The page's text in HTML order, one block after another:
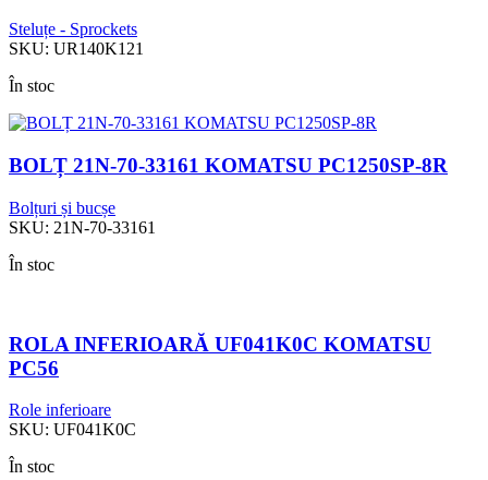
Steluțe - Sprockets
SKU: UR140K121
În stoc
BOLȚ 21N-70-33161 KOMATSU PC1250SP-8R
Bolțuri și bucșe
SKU: 21N-70-33161
În stoc
ROLA INFERIOARĂ UF041K0C KOMATSU
PC56
Role inferioare
SKU: UF041K0C
În stoc